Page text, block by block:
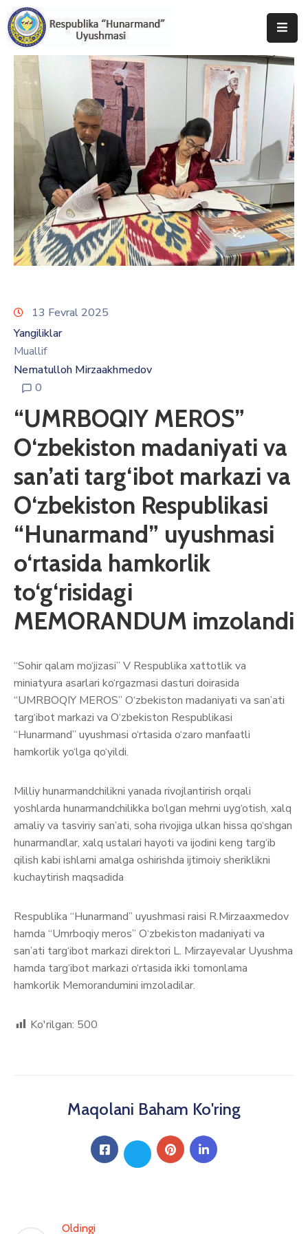
Bosh
Sahifa
Uyushma
Haqida
Tadbirlar
Katalog
Matbuot
Xizmati
13 Fevral 2025
Yangiliklar
Muallif
Nematulloh Mirzaakhmedov
0
“UMRBOQIY MEROS”
O‘zbekiston madaniyati va
san’ati targ‘ibot markazi va
O‘zbekiston Respublikasi
“Hunarmand” uyushmasi
o‘rtasida hamkorlik
to‘g‘risidagi
MEMORANDUM imzolandi
“Sohir qalam mo‘jizasi” V Respublika xattotlik va
miniatyura asarlari ko‘rgazmasi dasturi doirasida
“UMRBOQIY MEROS” O‘zbekiston madaniyati va san’ati
targ‘ibot markazi va O‘zbekiston Respublikasi
“Hunarmand” uyushmasi o‘rtasida o‘zaro manfaatli
hamkorlik yo‘lga qo‘yildi.
Milliy hunarmandchilikni yanada rivojlantirish orqali
yoshlarda hunarmandchilikka bo‘lgan mehrni uyg‘otish, xalq
amaliy va tasviriy san’ati, soha rivojiga ulkan hissa qo‘shgan
hunarmandlar, xalq ustalari hayoti va ijodini keng targ‘ib
qilish kabi ishlarni amalga oshirishda ijtimoiy sheriklikni
kuchaytirish maqsadida
Respublika “Hunarmand” uyushmasi raisi R.Mirzaaxmedov
hamda “Umrboqiy meros” O‘zbekiston madaniyati va
san’ati targ‘ibot markazi direktori L. Mirzayevalar Uyushma
hamda targ‘ibot markazi o‘rtasida ikki tomonlama
hamkorlik Memorandumini imzoladilar.
Ko'rilgan: 500
Maqolani Baham Ko'ring
Oldingi